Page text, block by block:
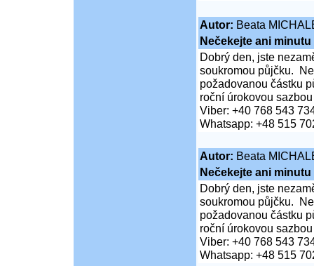
Autor: Beata
Nečekejte ani
Dobrý den, jste
soukromou půjčku.
požadovanou částku
roční úrokovou
Viber: +40 768 543
Whatsapp: +48 515
Autor: Beata
Nečekejte ani
Dobrý den, jste
soukromou půjčku.
požadovanou částku
roční úrokovou
Viber: +40 768 543
Whatsapp: +48 515